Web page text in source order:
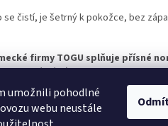
umožnili pohodlné
webu neustále
se čistí, je šetrný k pokožce, bez
firmy TOGU splňuje přísné
2005/84/EC).